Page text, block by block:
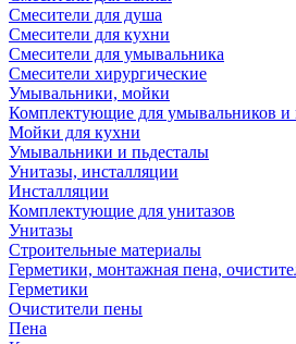
Смесители для душа
Смесители для кухни
Смесители для умывальника
Смесители хирургические
Умывальники, мойки
Комплектующие для умывальников и
Мойки для кухни
Умывальники и пьдесталы
Унитазы, инсталляции
Инсталляции
Комплектующие для унитазов
Унитазы
Строительные материалы
Герметики, монтажная пена,
Герметики
Очистители пены
Пена